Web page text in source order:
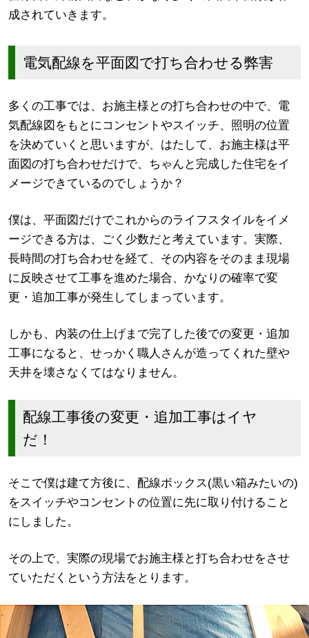
成されていきます。
電気配線を平面図で打ち合わせる弊害
多くの工事では、お施主様との打ち合わせの中で、電
気配線図をもとにコンセントやスイッチ、照明の位置
を決めていくと思いますが、はたして、お施主様は平
面図の打ち合わせだけで、ちゃんと完成した住宅をイ
メージできているのでしょうか？
僕は、平面図だけでこれからのライフスタイルをイメ
ージできる方は、ごく少数だと考えています。実際、
長時間の打ち合わせを経て、その内容をそのまま現場
に反映させて工事を進めた場合、かなりの確率で変
更・追加工事が発生してしまっています。
しかも、内装の仕上げまで完了した後での変更・追加
工事になると、せっかく職人さんが造ってくれた壁や
天井を壊さなくてはなりません。
配線工事後の変更・追加工事はイヤ
だ！
そこで僕は建て方後に、配線ボックス(黒い箱みたいの)
をスイッチやコンセントの位置に先に取り付けること
にしました。
その上で、実際の現場でお施主様と打ち合わせをさせ
ていただくという方法をとります。